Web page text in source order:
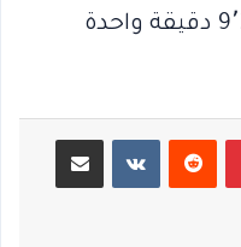
بينتيريست مشاركة عبر البريد